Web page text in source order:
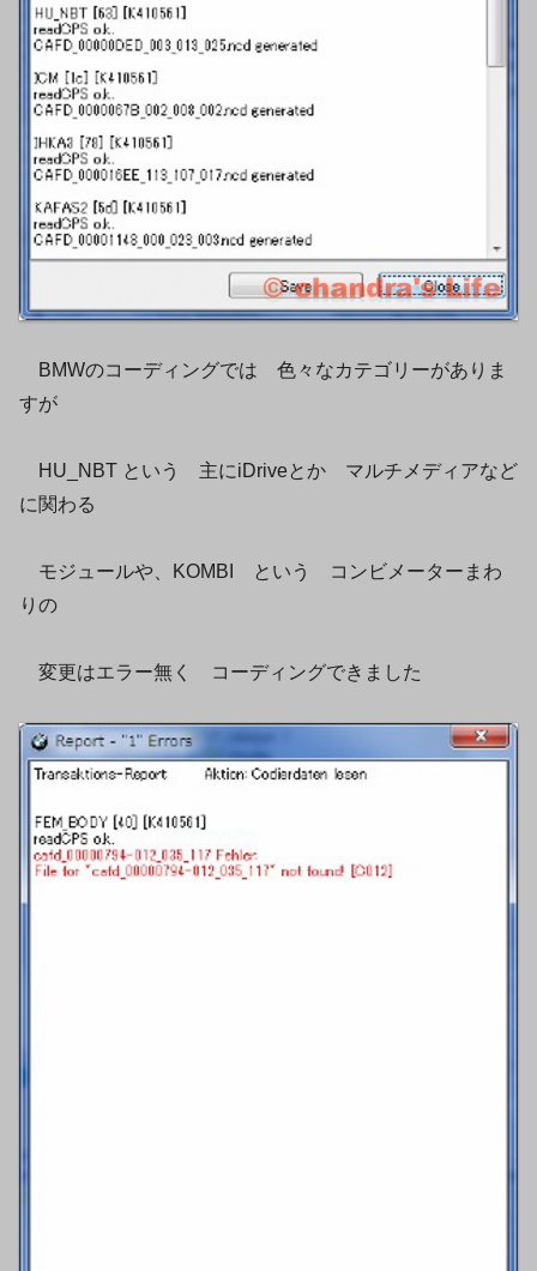
BMWのコーディングでは 色々なカテゴリーがありま
すが
HU_NBT という 主にiDriveとか マルチメディアなど
に関わる
モジュールや、KOMBI という コンビメーターまわ
りの
変更はエラー無く コーディングできました